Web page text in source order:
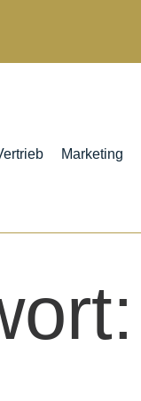
Marketing